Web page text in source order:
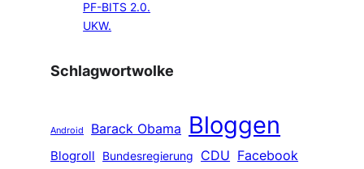
PF-BITS 2.0.
UKW.
Schlagwortwolke
Android Barack Obama Bloggen
Blogroll Bundesregierung CDU Facebook